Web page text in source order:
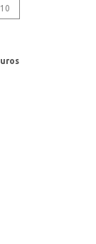
10